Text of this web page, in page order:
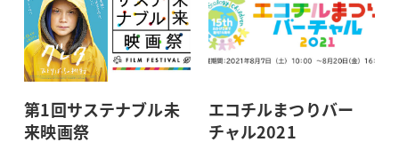
第1回サステナブル未
来映画祭
エコチルまつりバー
チャル2021